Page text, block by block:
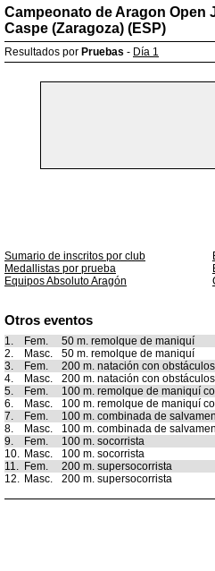
Campeonato de Aragon Open
Caspe (Zaragoza) (ESP)
Resultados por Pruebas - Día 1
Sumario de inscritos por club
Medallistas por prueba
Equipos Absoluto Aragón
Otros eventos
1. Fem. 50 m. remolque de maniquí
2.
Masc. 50 m. remolque de maniquí
3.
Fem. 200 m. natación con obstáculos
4.
Masc. 200 m. natación con obstáculos
5.
Fem. 100 m. remolque de maniquí
6.
Masc. 100 m. remolque de maniquí
7.
Fem. 100 m. combinada de
8.
Masc. 100 m. combinada de
9.
Fem. 100 m. socorrista
10. Masc. 100 m. socorrista
11. Fem. 200 m. supersocorrista
12. Masc. 200 m. supersocorrista